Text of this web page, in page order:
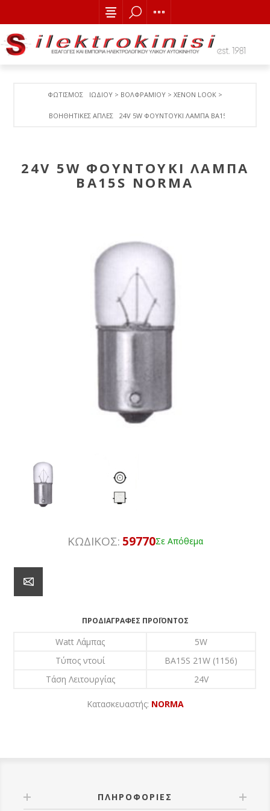
ΦΩΤΙΣΜΟΣ ΙΩΔΙΟΥ > ΒΟΛΦΡΑΜΙΟY > ΧΕΝΟΝ LOOK >
ΒΟΗΘΗΤΙΚΕΣ ΑΠΛΕΣ 24V 5W ΦΟΥΝΤΟΥΚΙ ΛΑΜΠA BA15S NORMA
24V 5W ΦΟΥΝΤΟΥΚΙ ΛΑΜΠA
BA15S NORMA
ΚΩΔΙΚΟΣ: 59770Σε Απόθεμα
ΠΡΟΔΙΑΓΡΑΦΈΣ ΠΡΟΪΌΝΤΟΣ
Watt Λάμπας
5W
Τύπος ντουί
BA15S 21W (1156)
Τάση Λειτουργίας
24V
Κατασκευαστής: NORMA
ΠΛΗΡΟΦΟΡΊΕΣ